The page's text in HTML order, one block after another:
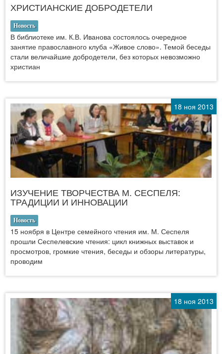
ХРИСТИАНСКИЕ ДОБРОДЕТЕЛИ
Новость
В библиотеке им. К.В. Иванова состоялось очередное
занятие православного клуба «Живое слово». Темой беседы
стали величайшие добродетели, без которых невозможно
христиан
18 ноя 2013
ИЗУЧЕНИЕ ТВОРЧЕСТВА М. СЕСПЕЛЯ:
ТРАДИЦИИ И ИННОВАЦИИ
Новость
15 ноября в Центре семейного чтения им. М. Сеспеля
прошли Сеспелевские чтения: цикл книжных выставок и
просмотров, громкие чтения, беседы и обзоры литературы,
проводим
18 ноя 2013